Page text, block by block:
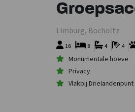
Limburg, Bocholtz
16 4
4
8
Monumentale hoeve
Privacy
Vlakbij Drielandenpunt